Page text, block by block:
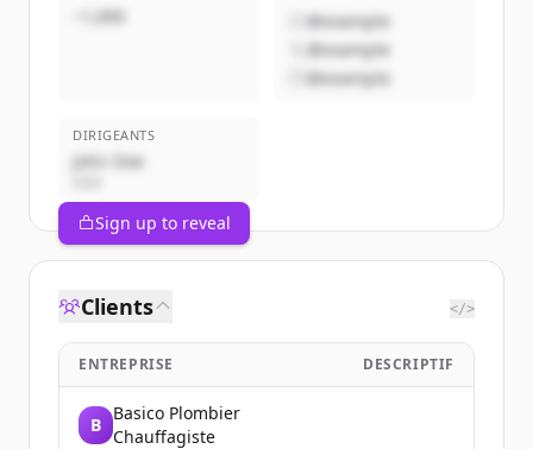
~1,000
@example
@example
@example
DIRIGEANTS
John Doe
Sign up to reveal
Clients </>
ENTREPRISE DESCRIPTIF
B
Basico Plombier
Chauffagiste